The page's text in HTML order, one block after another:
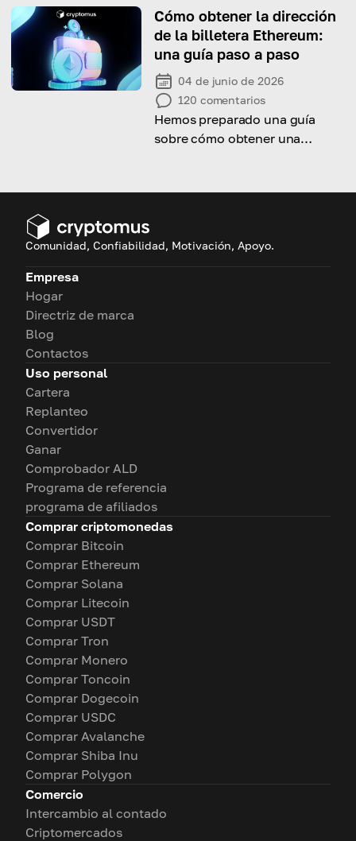
leer!
Cómo obtener la dirección
de la billetera Ethereum:
una guía paso a paso
04 de junio de 2026
120 comentarios
Hemos preparado una guía
sobre cómo obtener una
empieza a leer!
Comunidad, Confiabilidad, Motivación, Apoyo.
Empresa
Hogar
Directriz de marca
Blog
Contactos
Uso personal
Cartera
Replanteo
Convertidor
Ganar
Comprobador ALD
Programa de referencia
programa de afiliados
Comprar criptomonedas
Comprar Bitcoin
Comprar Ethereum
Comprar Solana
Comprar Litecoin
Comprar USDT
Comprar Tron
Comprar Monero
Comprar Toncoin
Comprar Dogecoin
Comprar USDC
Comprar Avalanche
Comprar Shiba Inu
Comprar Polygon
Comercio
Intercambio al contado
Criptomercados